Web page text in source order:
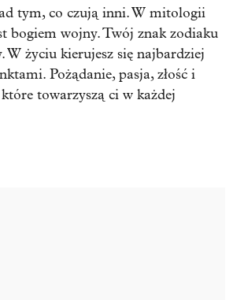
tym, co czują inni. W mitologii
bogiem wojny. Twój znak zodiaku
W życiu kierujesz się najbardziej
Pożądanie, pasja, złość i
towarzyszą ci w każdej